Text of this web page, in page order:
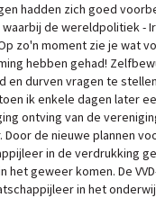
hadden zich goed
de wereldpolitiek -
zo'n moment zie je wat
hebben gehad!
en durven vragen te
ik enkele dagen later
ontving van de
Door de nieuwe plannen
in de verdrukking
het geweer komen. De
in het